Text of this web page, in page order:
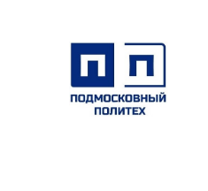
содержимому